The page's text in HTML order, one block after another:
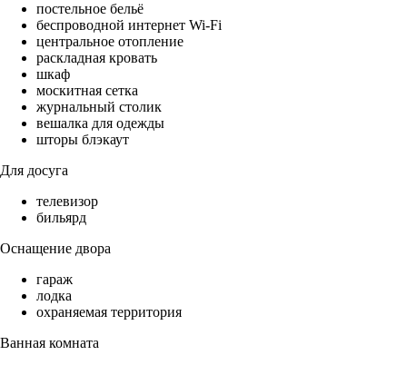
постельное бельё
беспроводной интернет Wi-Fi
центральное отопление
раскладная кровать
шкаф
москитная сетка
журнальный столик
вешалка для одежды
шторы блэкаут
Для досуга
телевизор
бильярд
Оснащение двора
гараж
лодка
охраняемая территория
Ванная комната